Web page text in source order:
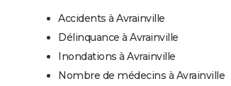
Accidents à Avrainville
Délinquance à Avrainville
Inondations à Avrainville
Nombre de médecins à Avrainville